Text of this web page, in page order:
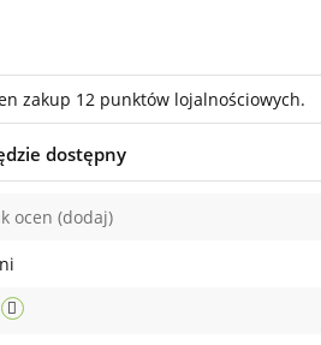
zakup 12 punktów lojalnościowych.
dostępny
ocen (dodaj)